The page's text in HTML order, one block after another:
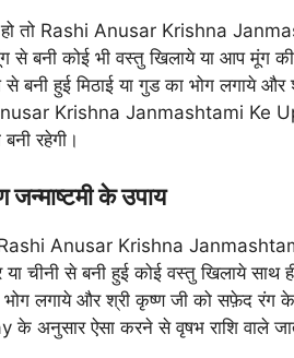
हो तो Rashi Anusar Krishna
से बनी कोई भी वस्तु खिलाये या आप मूंग
बनी हुई मिठाई या गुड का भोग लगाये और
Krishna Janmashtami Ke
रहेगी।
के उपाय
Rashi Anusar Krishna
चीनी से बनी हुई कोई वस्तु खिलाये साथ
भोग लगाये और श्री कृष्ण जी को सफ़ेद
अनुसार ऐसा करने से वृषभ राशि वाले